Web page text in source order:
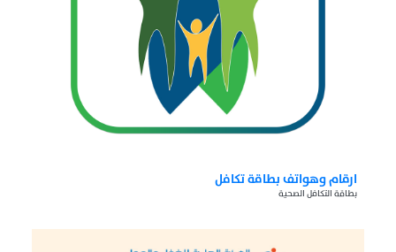
ارقام وهواتف بطاقة تكافل
بطاقة التكافل الصحية